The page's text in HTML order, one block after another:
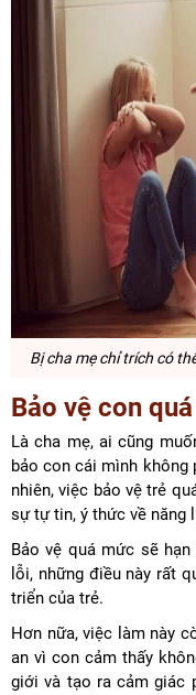
Bị cha mẹ chỉ trích có
Bảo vệ con
Là cha mẹ, ai cũng
bảo con cái mình không
nhiên, việc bảo vệ trẻ
sự tự tin, ý thức về năng
Bảo vệ quá mức sẽ
lỗi, những điều này rất
triển của trẻ.
Hơn nữa, việc làm này
an vì con cảm thấy
giới và tạo ra cảm giác